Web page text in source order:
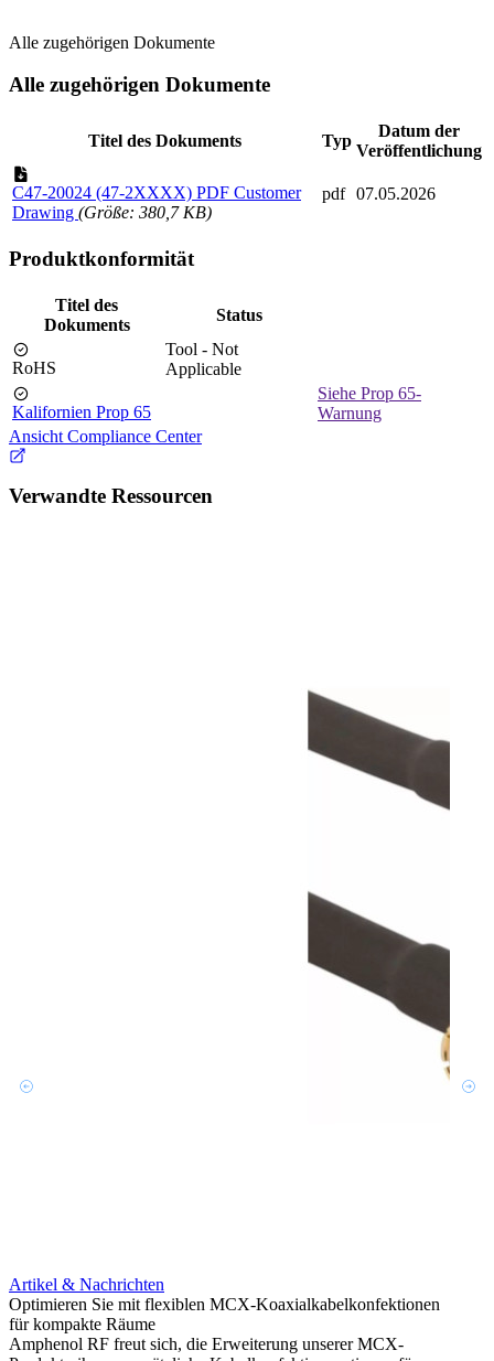
Alle zugehörigen Dokumente
Alle zugehörigen Dokumente
Titel des Dokuments Typ
Datum der
Veröffentlichung
C47-20024 (47-2XXXX) PDF Customer
Drawing (Größe: 380,7 KB)
pdf 07.05.2026
Produktkonformität
Titel des
Dokuments
Status
RoHS
Tool - Not
Applicable
Kalifornien Prop 65
Siehe Prop 65-
Warnung
Ansicht Compliance Center
Verwandte Ressourcen
Artikel & Nachrichten
Optimieren Sie mit flexiblen MCX-Koaxialkabelkonfektionen
für kompakte Räume
Amphenol RF freut sich, die Erweiterung unserer MCX-